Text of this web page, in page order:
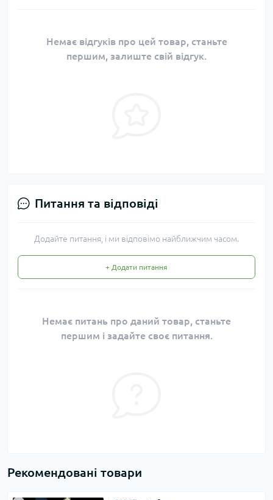
Немає відгуків про цей товар, станьте
першим, залиште свій відгук.
Питання та відповіді
Додайте питання, і ми відповімо найближчим часом.
+ Додати питання
Немає питань про даний товар, станьте
першим і задайте своє питання.
Рекомендовані товари